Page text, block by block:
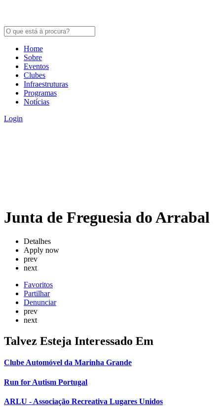
Home
Sobre
Eventos
Clubes
Infraestruturas
Programas
Notícias
Login
Junta de Freguesia do Arrabal
Detalhes
Apply now
prev
next
Favoritos
Partilhar
Denunciar
prev
next
Talvez Esteja Interessado Em
Clube Automóvel da Marinha Grande
Run for Autism Portugal
ARLU - Associação Recreativa Lugares Unidos